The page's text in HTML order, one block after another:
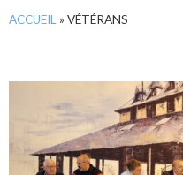
ACCUEIL » VÉTÉRANS